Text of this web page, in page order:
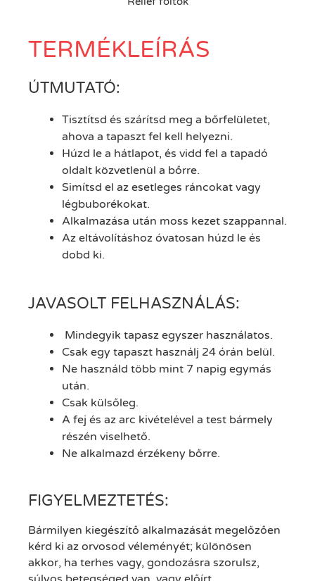
TERMÉKLEÍRÁS
ÚTMUTATÓ:
Tisztítsd és szárítsd meg a bőrfelületet,
ahova a tapaszt fel kell helyezni.
Húzd le a hátlapot, és vidd fel a tapadó
oldalt közvetlenül a bőrre.
Simítsd el az esetleges ráncokat vagy
légbuborékokat.
Alkalmazása után moss kezet szappannal.
Az eltávolításhoz óvatosan húzd le és
dobd ki.
JAVASOLT FELHASZNÁLÁS:
Mindegyik tapasz egyszer használatos.
Csak egy tapaszt használj 24 órán belül.
Ne használd több mint 7 napig egymás
után.
Csak külsőleg.
A fej és az arc kivételével a test bármely
részén viselhető.
Ne alkalmazd érzékeny bőrre.
FIGYELMEZTETÉS:
Bármilyen kiegészítő alkalmazását megelőzően
kérd ki az orvosod véleményét; különösen
akkor, ha terhes vagy, gondozásra szorulsz,